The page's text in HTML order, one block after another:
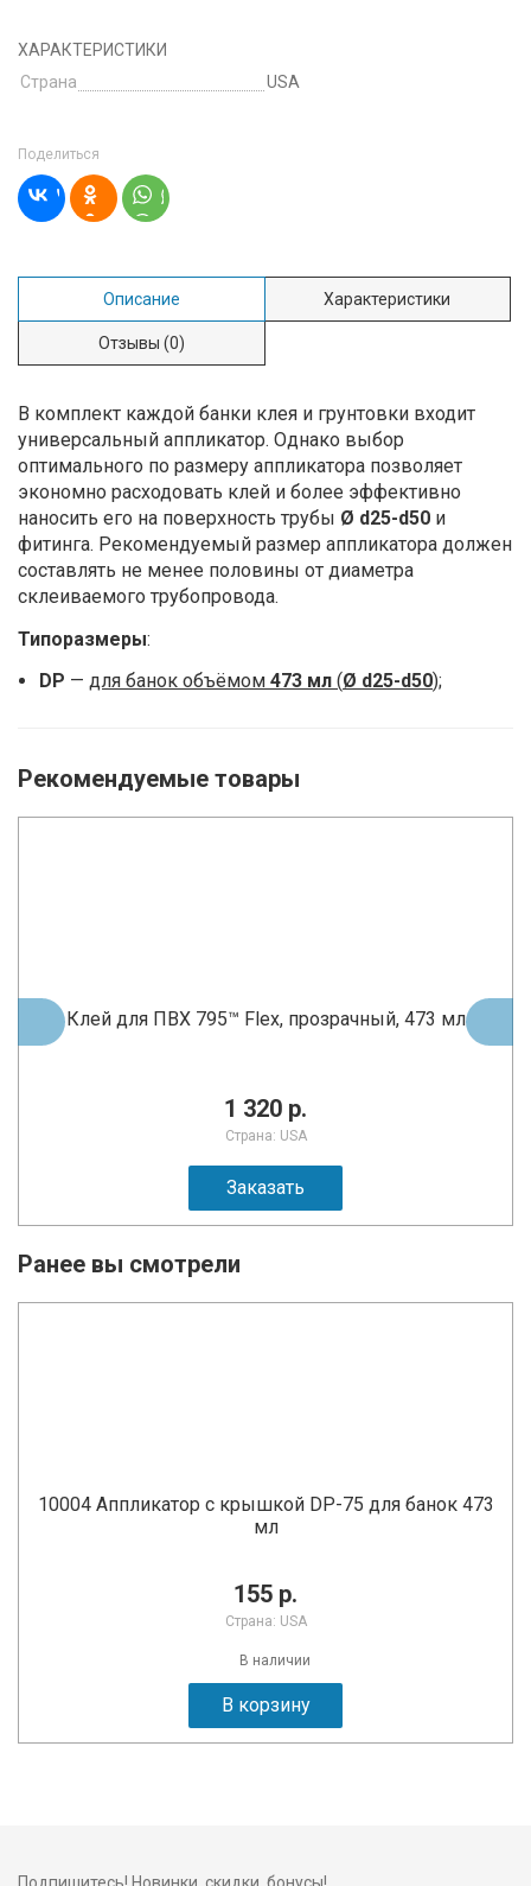
ХАРАКТЕРИСТИКИ
Страна
USA
Поделиться
Описание Характеристики
Отзывы (0)
В комплект каждой банки клея и грунтовки входит
универсальный аппликатор. Однако выбор
оптимального по размеру аппликатора позволяет
экономно расходовать клей и более эффективно
наносить его на поверхность трубы Ø d25-d50 и
фитинга. Рекомендуемый размер аппликатора должен
составлять не менее половины от диаметра
склеиваемого трубопровода.
Типоразмеры:
DP — для банок объёмом 473 мл (Ø d25-d50);
Рекомендуемые товары
Клей для ПВХ 795™ Flex, прозрачный, 473 мл
1 320 р.
Страна: USA
Заказать
Ранее вы смотрели
10004 Аппликатор с крышкой DP-75 для банок 473
мл
155 р.
Страна: USA
В наличии
В корзину